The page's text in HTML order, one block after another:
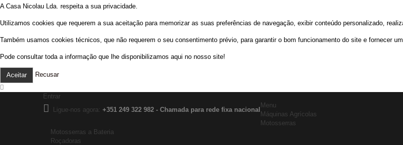
A Casa Nicolau Lda. respeita a sua privacidade.
Utilizamos cookies que requerem a sua aceitação para memorizar as suas preferências de navegação, exibir conteúdo personalizado,
Também usamos cookies técnicos, que não requerem o seu consentimento prévio, para garantir o bom funcionamento do site e fornecer
Pode consultar toda a informação que lhe disponibilizamos aqui no nosso site!
Aceitar Recusar
Entrar
Ligue-nos agora: +351 249 322 982 - Chamada para rede fixa nacional
Menu
Máquinas Agrícolas
Motosserras
Motosserras a Bateria
Roçadoras